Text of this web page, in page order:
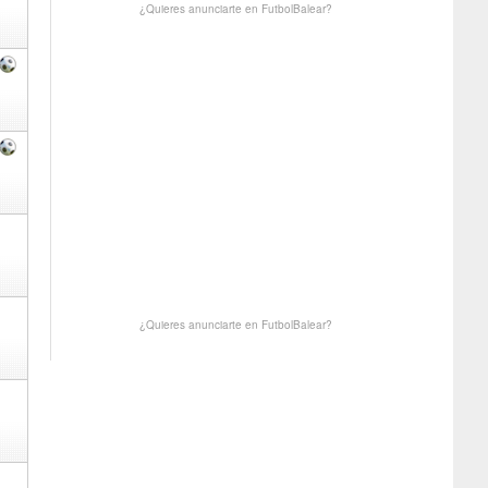
¿Quieres anunciarte en FutbolBalear?
¿Quieres anunciarte en FutbolBalear?